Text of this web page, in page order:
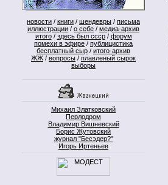
новости / книги / шендевры / письма
иллюстрации / о себе / медиа-архив
итого/ здесь был ссср/ форум
помехи в эфире / публицистика
бесплатный сыр / итого-архив
ЖЖ / вопросы / плавленый сырок
выборы
Михаил Златковский
Перлодром
Владимир Вишневский
Борис Жутовский
журнал "Бесэдер?"
Игорь Иртеньев